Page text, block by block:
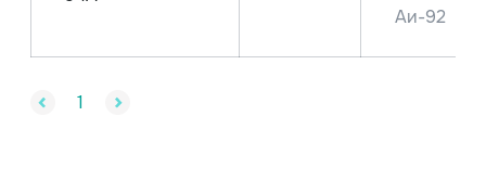
Аи-92
1